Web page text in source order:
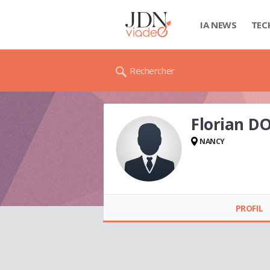
IA NEWS
Rechercher
Florian
NANCY
PROFIL